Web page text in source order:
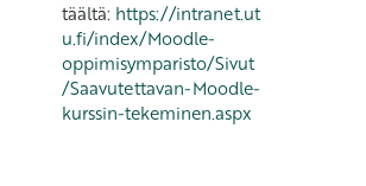
täältä: https://intranet.ut
u.fi/index/Moodle-
oppimisymparisto/Sivut
/Saavutettavan-Moodle-
kurssin-tekeminen.aspx